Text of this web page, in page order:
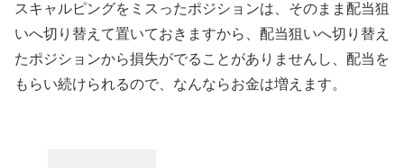
スキャルピングをミスったポジションは、そのまま配当狙
いへ切り替えて置いておきますから、配当狙いへ切り替え
たポジションから損失がでることがありませんし、配当を
もらい続けられるので、なんならお金は増えます。